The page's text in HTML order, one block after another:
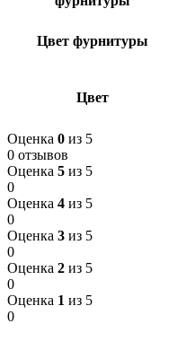
Цвет фурнитуры
Цвет
Оценка 0 из 5
0 отзывов
Оценка 5 из 5
0
Оценка 4 из 5
0
Оценка 3 из 5
0
Оценка 2 из 5
0
Оценка 1 из 5
0